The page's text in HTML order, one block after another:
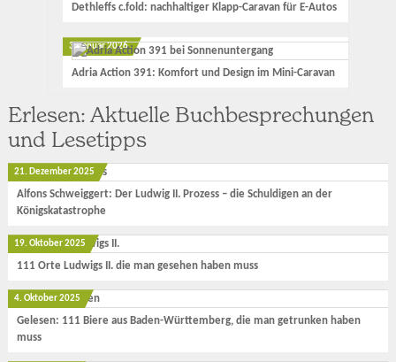
Dethleffs c.fold: nachhaltiger Klapp-Caravan für E-Autos
3. Januar 2026
Adria Action 391: Komfort und Design im Mini-Caravan
Erlesen: Aktuelle Buchbesprechungen
und Lesetipps
21. Dezember 2025
Alfons Schweiggert: Der Ludwig II. Prozess – die Schuldigen an der
Königskatastrophe
19. Oktober 2025
111 Orte Ludwigs II. die man gesehen haben muss
4. Oktober 2025
Gelesen: 111 Biere aus Baden-Württemberg, die man getrunken haben
muss